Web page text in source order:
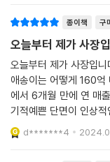
종이책 구
오늘부터 제가 사장
오늘부터 제가 사장입
애송이는 어떻게 160
에서 6개월 만에 연 매
기적예쁜 단면이 인상
은 사장님의 이야기라디
었다후르츠산도 뿐만 아
d*******4